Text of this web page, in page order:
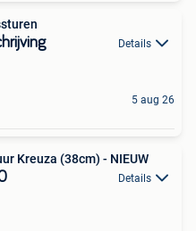
Details
5 aug 26
Kreuza (38cm) - NIEUW
Details